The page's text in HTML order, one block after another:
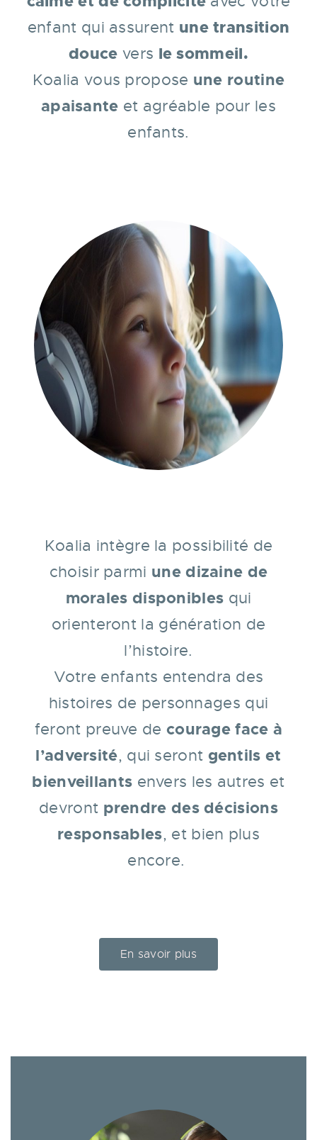
enfant qui assurent une transition
douce vers le sommeil.
Koalia vous propose une routine
apaisante et agréable pour les
enfants.
Koalia intègre la possibilité de
choisir parmi une dizaine de
morales disponibles qui
orienteront la génération de
l’histoire.
Votre enfants entendra des
histoires de personnages qui
feront preuve de courage face à
l’adversité, qui seront gentils et
bienveillants envers les autres et
devront prendre des décisions
responsables, et bien plus
encore.
En savoir plus